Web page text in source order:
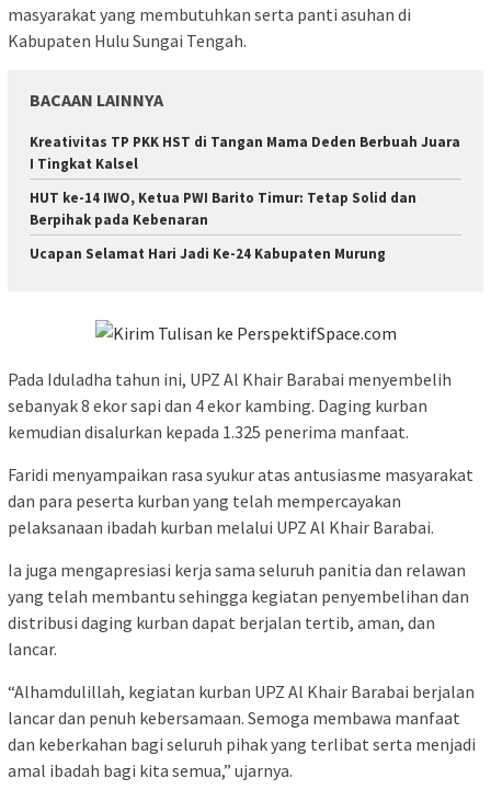
masyarakat yang membutuhkan serta panti asuhan di
Kabupaten Hulu Sungai Tengah.
BACAAN LAINNYA
Kreativitas TP PKK HST di Tangan Mama Deden Berbuah Juara
I Tingkat Kalsel
HUT ke-14 IWO, Ketua PWI Barito Timur: Tetap Solid dan
Berpihak pada Kebenaran
Ucapan Selamat Hari Jadi Ke-24 Kabupaten Murung
Pada Iduladha tahun ini, UPZ Al Khair Barabai menyembelih
sebanyak 8 ekor sapi dan 4 ekor kambing. Daging kurban
kemudian disalurkan kepada 1.325 penerima manfaat.
Faridi menyampaikan rasa syukur atas antusiasme masyarakat
dan para peserta kurban yang telah mempercayakan
pelaksanaan ibadah kurban melalui UPZ Al Khair Barabai.
Ia juga mengapresiasi kerja sama seluruh panitia dan relawan
yang telah membantu sehingga kegiatan penyembelihan dan
distribusi daging kurban dapat berjalan tertib, aman, dan
lancar.
“Alhamdulillah, kegiatan kurban UPZ Al Khair Barabai berjalan
lancar dan penuh kebersamaan. Semoga membawa manfaat
dan keberkahan bagi seluruh pihak yang terlibat serta menjadi
amal ibadah bagi kita semua,” ujarnya.